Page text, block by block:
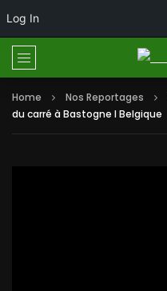
Log In
Home Nos Reportages
du carré à Bastogne I Belgique